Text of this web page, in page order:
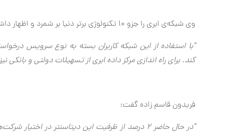
وی شبکه‌ی ابری را جزو ۱۰ تکنولوژی برتر دنیا بر شمرد و اظهار داشت:
"با استفاده از این شبکه کاربران بسته به نوع سرویس
کند. برای راه اندازی مرکز داده ابری از تسهیلات دولتی و
فریدون قاسم زاده گفت:
"در حال حاضر ۲ درصد از ظرفیت این دیتاسنتر در